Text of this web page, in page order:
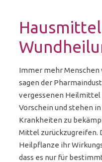
Immer mehr Menschen
sagen der
vergessenen
Vorschein und stehen
Krankheiten zu
Mittel zurückzugreifen.
Heilpflanze ihr
dass es nur für